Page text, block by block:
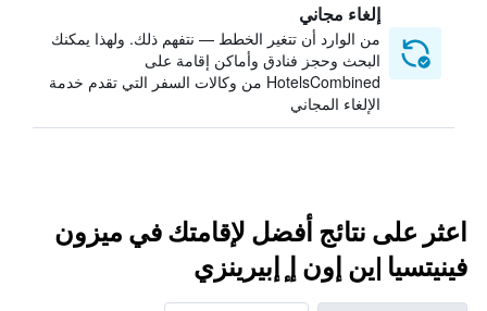
إلغاء مجاني
من الوارد أن تتغير الخطط — نتفهم ذلك. ولهذا يمكنك
البحث وحجز فنادق وأماكن إقامة على
HotelsCombined من وكالات السفر التي تقدم خدمة
الإلغاء المجاني
اعثر على نتائج أفضل لإقامتك في ميزون
فينيتسيا |ين إون إ ٕإبيرينزي